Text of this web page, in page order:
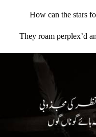
How can the stars
They roam perplex’d